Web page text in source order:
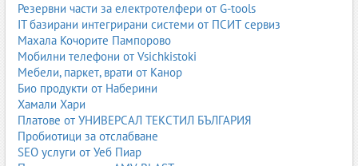
Резервни части за електротелфери от G-tools
IT базирани интегрирани системи от ПСИТ сервиз
Махала Кочорите Пампорово
Мобилни телефони от Vsichkistoki
Мебели, паркет, врати от Канор
Био продукти от Наберини
Хамали Хари
Платове от УНИВЕРСАЛ ТЕКСТИЛ БЪЛГАРИЯ
Пробиотици за отслабване
SEO услуги от Уеб Пиар